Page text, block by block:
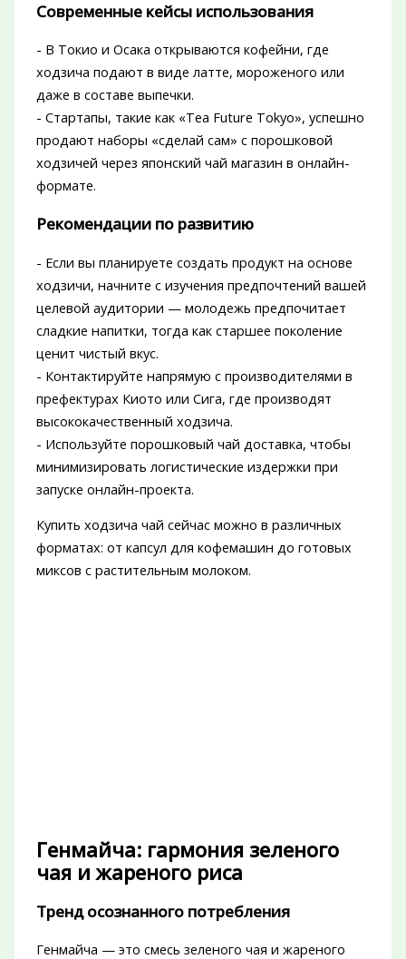
Современные кейсы использования
- В Токио и Осака открываются кофейни, где
ходзича подают в виде латте, мороженого или
даже в составе выпечки.
- Стартапы, такие как «Tea Future Tokyo», успешно
продают наборы «сделай сам» с порошковой
ходзичей через японский чай магазин в онлайн-
формате.
Рекомендации по развитию
- Если вы планируете создать продукт на основе
ходзичи, начните с изучения предпочтений вашей
целевой аудитории — молодежь предпочитает
сладкие напитки, тогда как старшее поколение
ценит чистый вкус.
- Контактируйте напрямую с производителями в
префектурах Киото или Сига, где производят
высококачественный ходзича.
- Используйте порошковый чай доставка, чтобы
минимизировать логистические издержки при
запуске онлайн-проекта.
Купить ходзича чай сейчас можно в различных
форматах: от капсул для кофемашин до готовых
миксов с растительным молоком.
Генмайча: гармония зеленого
чая и жареного риса
Тренд осознанного потребления
Генмайча — это смесь зеленого чая и жареного